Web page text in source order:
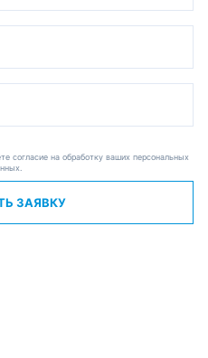
согласие на обработку ваших персональных
ЗАЯВКУ